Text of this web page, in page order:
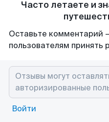
Часто летаете и
Оставьте комментарий
пользователям принять
Войти